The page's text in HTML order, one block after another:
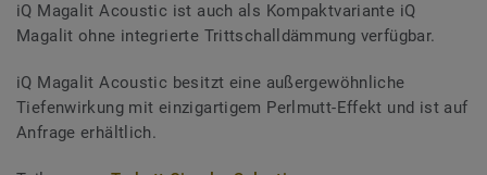
iQ Magalit Acoustic ist auch als Kompaktvariante iQ
Magalit ohne integrierte Trittschalldämmung verfügbar.
iQ Magalit Acoustic besitzt eine außergewöhnliche
Tiefenwirkung mit einzigartigem Perlmutt-Effekt und ist auf
Anfrage erhältlich.